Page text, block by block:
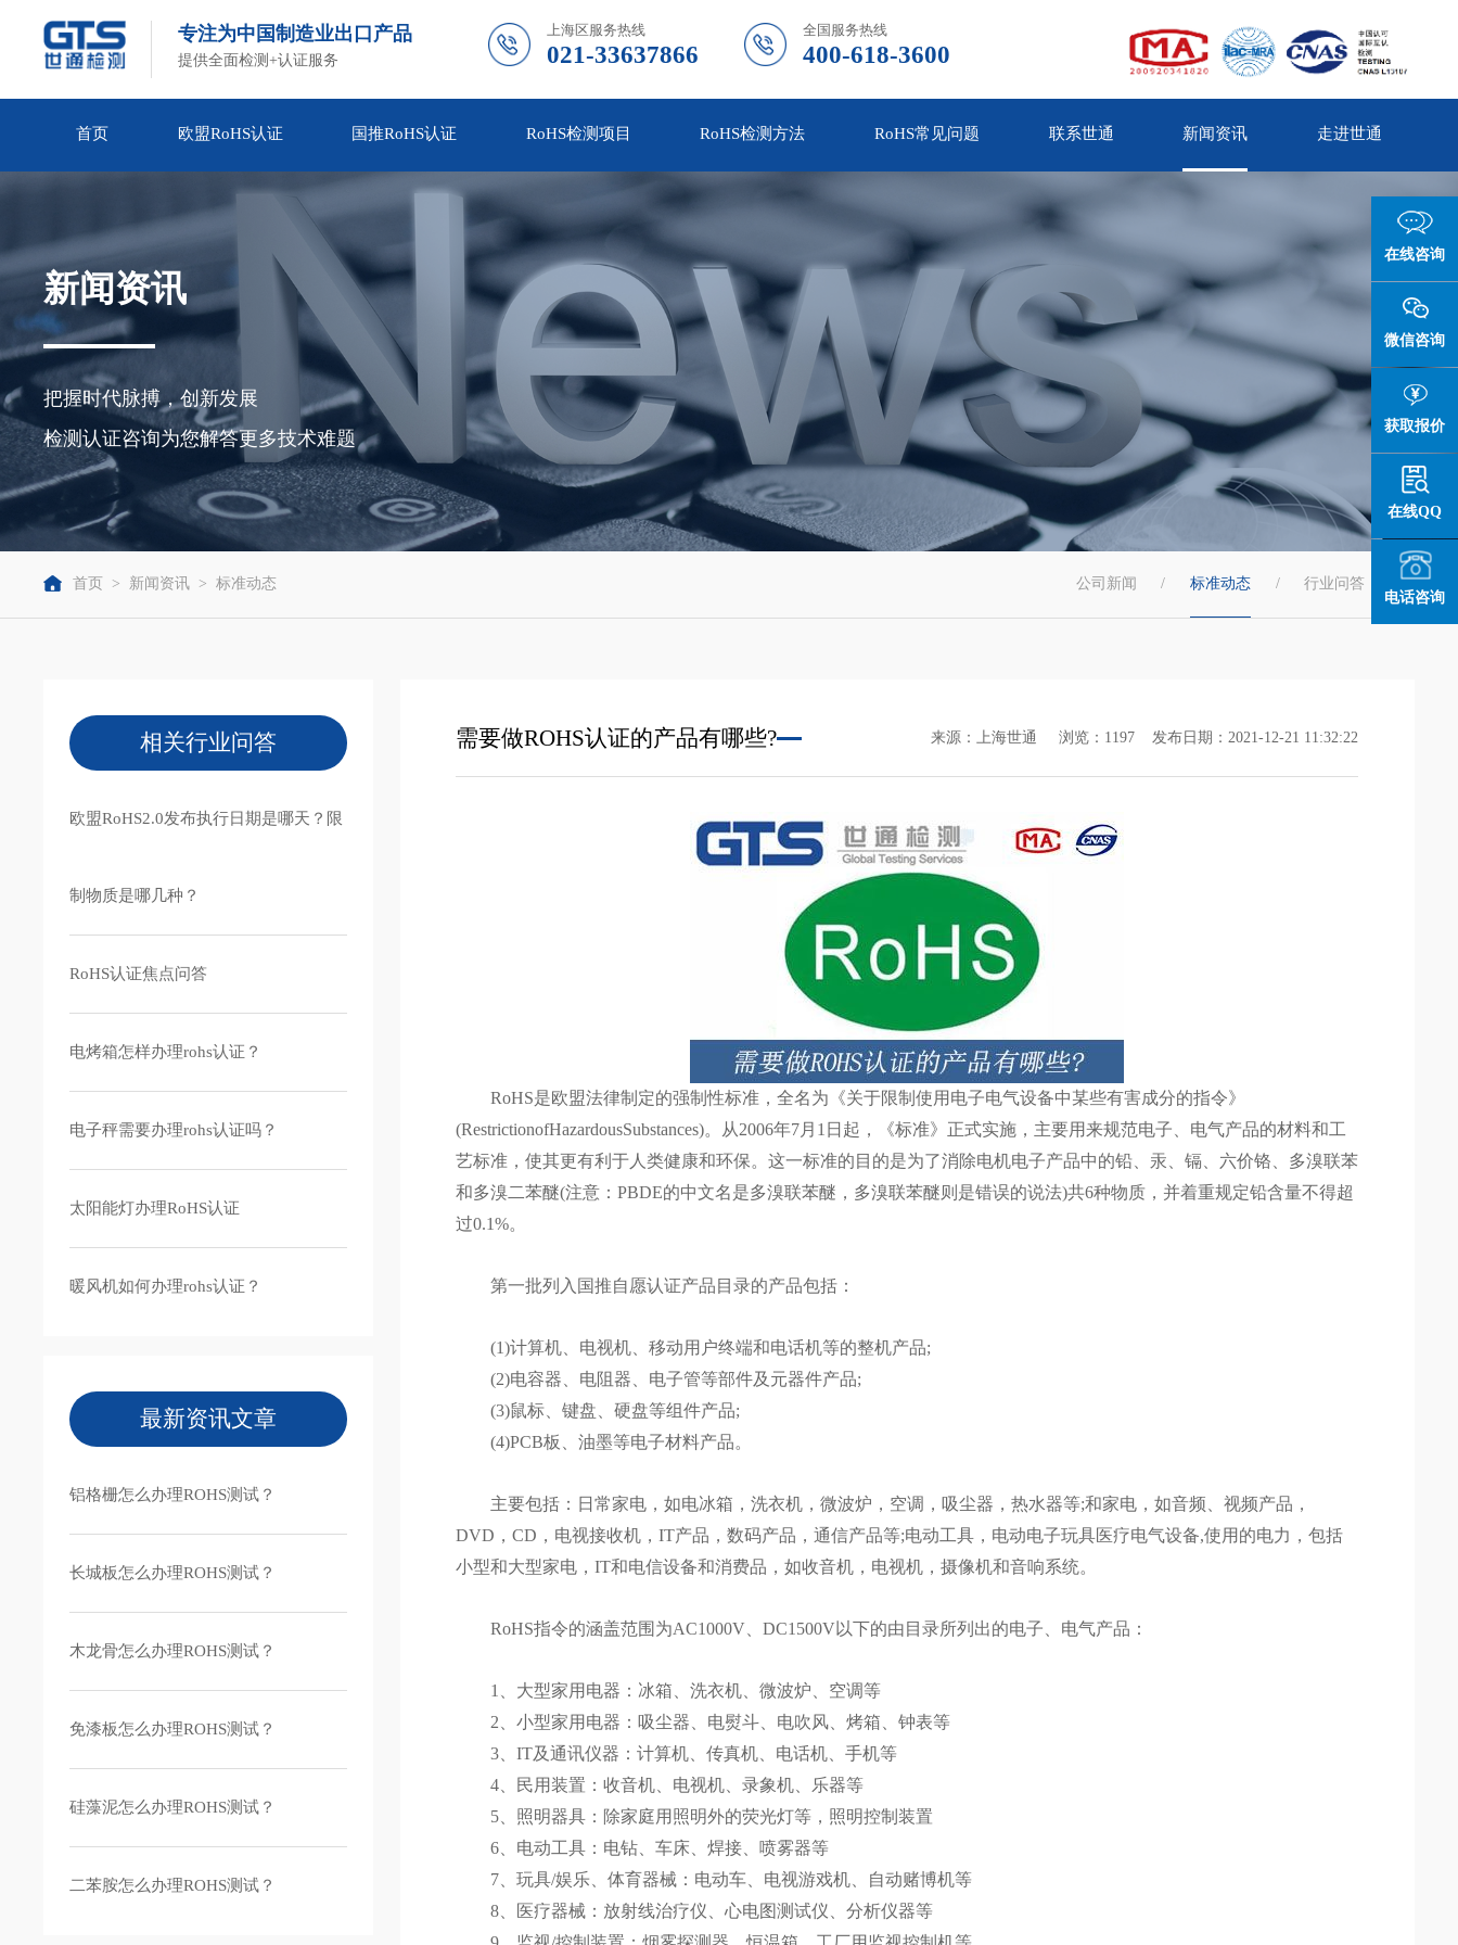
专注为中国制造业出口产品
提供全面检测+认证服务
上海区服务热线
021-33637866
全国服务热线
400-618-3600
首页 欧盟RoHS认证 国推RoHS认证 RoHS检测项目 RoHS检测方法 RoHS常见问题 联系世通 新闻资讯 走进世通
新闻资讯
把握时代脉搏，创新发展
检测认证咨询为您解答更多技术难题
首页 > 新闻资讯 > 标准动态 公司新闻 / 标准动态 / 行业问答
相关行业问答
欧盟RoHS2.0发布执行日期是哪天？限
制物质是哪几种？
RoHS认证焦点问答
电烤箱怎样办理rohs认证？
电子秤需要办理rohs认证吗？
太阳能灯办理RoHS认证
暖风机如何办理rohs认证？
最新资讯文章
铝格栅怎么办理ROHS测试？
长城板怎么办理ROHS测试？
木龙骨怎么办理ROHS测试？
免漆板怎么办理ROHS测试？
硅藻泥怎么办理ROHS测试？
二苯胺怎么办理ROHS测试？
需要做ROHS认证的产品有哪些? 来源：上海世通 浏览：1197 发布日期：2021-12-21 11:32:22
RoHS是欧盟法律制定的强制性标准，全名为《关于限制使用电子电气设备中某些有害成分的指令》
(RestrictionofHazardousSubstances)。从2006年7月1日起，《标准》正式实施，主要用来规范电子、电气产品的材料和工
艺标准，使其更有利于人类健康和环保。这一标准的目的是为了消除电机电子产品中的铅、汞、镉、六价铬、多溴联苯
和多溴二苯醚(注意：PBDE的中文名是多溴联苯醚，多溴联苯醚则是错误的说法)共6种物质，并着重规定铅含量不得超
过0.1%。
第一批列入国推自愿认证产品目录的产品包括：
(1)计算机、电视机、移动用户终端和电话机等的整机产品;
(2)电容器、电阻器、电子管等部件及元器件产品;
(3)鼠标、键盘、硬盘等组件产品;
(4)PCB板、油墨等电子材料产品。
主要包括：日常家电，如电冰箱，洗衣机，微波炉，空调，吸尘器，热水器等;和家电，如音频、视频产品，
DVD，CD，电视接收机，IT产品，数码产品，通信产品等;电动工具，电动电子玩具医疗电气设备,使用的电力，包括
小型和大型家电，IT和电信设备和消费品，如收音机，电视机，摄像机和音响系统。
RoHS指令的涵盖范围为AC1000V、DC1500V以下的由目录所列出的电子、电气产品：
1、大型家用电器：冰箱、洗衣机、微波炉、空调等
2、小型家用电器：吸尘器、电熨斗、电吹风、烤箱、钟表等
3、IT及通讯仪器：计算机、传真机、电话机、手机等
4、民用装置：收音机、电视机、录象机、乐器等
5、照明器具：除家庭用照明外的荧光灯等，照明控制装置
6、电动工具：电钻、车床、焊接、喷雾器等
7、玩具/娱乐、体育器械：电动车、电视游戏机、自动赌博机等
8、医疗器械：放射线治疗仪、心电图测试仪、分析仪器等
在线咨询
微信咨询
获取报价
在线QQ
电话咨询